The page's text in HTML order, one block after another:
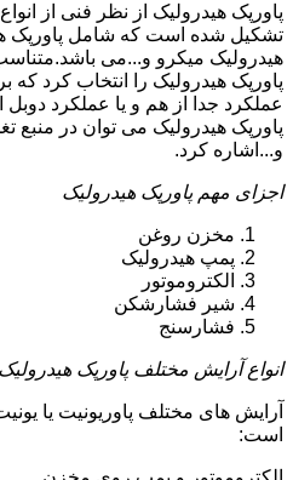
پاورپک هیدرولیک از نظر فنی از
تشکیل شده است که شامل پاورپک
هیدرولیک میکرو و...می
پاورپک هیدرولیک را انتخاب کرد
عملکرد جدا از هم و یا عملکرد دوبل
پاورپک هیدرولیک می توان در منبع
و...اشاره کرد.
اجزای مهم پاورپک هیدرولیک
مخزن روغن
پمپ هیدرولیک
الکتروموتور
شیر فشارشکن
فشارسنج
انواع آرایش مختلف پاورپک هیدرولیک
آرایش های مختلف پاوریونیت یا
است: